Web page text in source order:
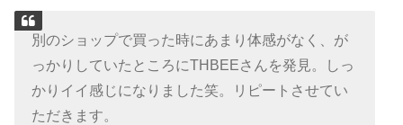
別のショップで買った時にあまり体感がなく、が
っかりしていたところにTHBEEさんを発見。しっ
かりイイ感じになりました笑。リピートさせてい
ただきます。